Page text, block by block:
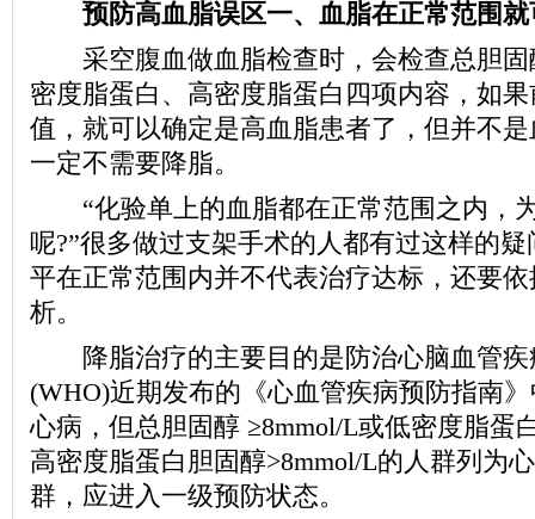
预防高血脂误区一、血脂在正常范围就
采空腹血做血脂检查时，会检查总胆固
密度脂蛋白、高密度脂蛋白四项内容，如
值，就可以确定是高血脂患者了，但并不
一定不需要降脂。
“化验单上的血脂都在正常范围之内，
呢?”很多做过支架手术的人都有过这样的
平在正常范围内并不代表治疗达标，还要
析。
降脂治疗的主要目的是防治心脑血管疾
(WHO)近期发布的《心血管疾病预防指南
心病，但总胆固醇 ≥8mmol/L或低密度脂蛋
高密度脂蛋白胆固醇>8mmol/L的人群列为
群，应进入一级预防状态。